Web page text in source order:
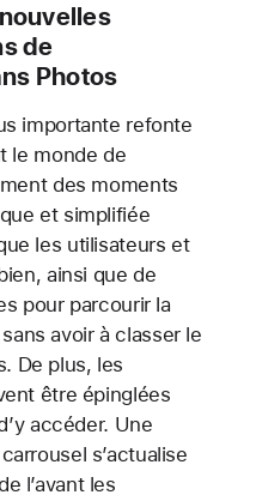
de
Photos
importante refonte
le monde de
des moments
et simplifiée
les utilisateurs et
ainsi que de
pour parcourir la
avoir à classer le
De plus, les
être épinglées
accéder. Une
s’actualise
l’avant les